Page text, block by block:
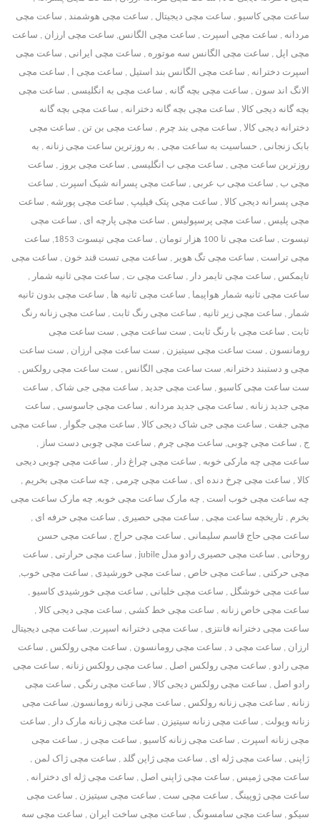
ساعت مچی کاسیو , ساعت مچی دیجیتال , ساعت مچی هوشمند , ساعت مچی
مردانه , ساعت مچی اسپرت , ساعت مچی الگانس, ساعت مچی ارزان , ساعت
مچی اپل , ساعت مچی الگانس سه موتوره , ساعت مچی ایرانی , ساعت مچی
اسپرت دخترانه , ساعت مچی الگانس بند استیل , ساعت مچی ا , ساعت مچی
الانگ اند سون , ساعت مچی بچه گانه , ساعت مچی به انگلیسی , ساعت مچی
بچه گانه دیجی کالا , ساعت مچی بچه گانه دخترانه , ساعت مچی بچه گانه
دخترانه دیجی کالا , ساعت مچی بند چرم , ساعت مچی بن تن , ساعت مچی
بابک زنجانی , حساسیت به ساعت مچی , به روزترین ساعت مچی زنانه , به
روزترین ساعت مچی , ساعت مچی ب انگلیسی , ساعت مچی بروز , ساعت
مچی ب , ساعت مچی ب عربی , ساعت مچی پسرانه شیک اسپرت , ساعت
مچی پسرانه دیجی کالا , ساعت مچی پتک فیلیپ , ساعت مچی پورشه , ساعت
مچی پلیس , ساعت مچی پرسپولیس , ساعت مچی پارچه ای , ساعت مچی
تیسوت , ساعت مچی تا 100 هزار تومان , ساعت مچی تیسوت 1853, ساعت
مچی تراست , ساعت مچی تگ هویر , ساعت مچی تست قند خون , ساعت مچی
تایمکس , ساعت مچی تایمر دار , ساعت مچی ت , ساعت مچی ثانیه شمار ,
ساعت مچی ثانیه شمار هواپیما , ساعت مچی ثانیه ها , ساعت مچی بدون ثانیه
شمار , ساعت مچی زیر ثانیه , ساعت مچی رنگ ثابت , ساعت مچی زنانه رنگ
ثابت , ساعت مچی با رنگ ثابت , ست ساعت مچی , ست ساعت مچی
رومانسون , ست ساعت مچی سیتیزن , ست ساعت مچی ارزان , ست ساعت
مچی و دستبند دخترانه, ست ساعت مچی الگانس , ست ساعت مچی رولکس ,
ست ساعت مچی کاسیو , ساعت مچی جدید , ساعت مچی جی شاک , ساعت
مچی جدید زنانه , ساعت مچی جدید مردانه , ساعت مچی جاسوسی , ساعت
مچی جفت , ساعت مچی جی شاک دیجی کالا , ساعت مچی جگوار , ساعت مچی
ج , ساعت مچی چوبی, ساعت مچی چرم , ساعت مچی چوبی دست ساز ,
ساعت مچی چه مارکی خوبه , ساعت مچی چراغ دار , ساعت مچی چوبی دیجی
کالا , ساعت مچی چرخ دنده ای , ساعت مچی چرمی , چه ساعت مچی بخریم ,
چه ساعت مچی خوب است , چه مارک ساعت مچی خوبه, چه مارک ساعت مچی
بخرم , تاریخچه ساعت مچی , ساعت مچی حصیری , ساعت مچی حرفه ای ,
ساعت مچی حاج قاسم سلیمانی , ساعت مچی حراج , ساعت مچی حسن
روحانی , ساعت مچی حصیری رادو مدل jubile , ساعت مچی حرارتی , ساعت
مچی حرکتی , ساعت مچی خاص , ساعت مچی خورشیدی , ساعت مچی خوب,
ساعت مچی خوشگل , ساعت مچی خلبانی , ساعت مچی خورشیدی کاسیو ,
ساعت مچی خاص زنانه , ساعت مچی خط کشی , ساعت مچی دیجی کالا ,
ساعت مچی دخترانه فانتزی , ساعت مچی دخترانه اسپرت, ساعت مچی دیجیتال
ارزان , ساعت مچی د , ساعت مچی رومانسون , ساعت مچی رولکس , ساعت
مچی رادو , ساعت مچی رولکس اصل , ساعت مچی رولکس زنانه , ساعت مچی
رادو اصل , ساعت مچی رولکس دیجی کالا , ساعت مچی رنگی , ساعت مچی
زنانه , ساعت مچی زنانه رولکس , ساعت مچی زنانه رومانسون, ساعت مچی
زنانه ویولت , ساعت مچی زنانه سیتیزن , ساعت مچی زنانه مارک دار , ساعت
مچی زنانه اسپرت , ساعت مچی زنانه کاسیو , ساعت مچی ز , ساعت مچی
ژاپنی , ساعت مچی ژله ای , ساعت مچی ژاپن گلد , ساعت مچی ژاک لمن ,
ساعت مچی ژمیس , ساعت مچی ژاپنی اصل , ساعت مچی ژله ای دخترانه ,
ساعت مچی ژوپینگ , ساعت مچی ست , ساعت مچی سیتیزن , ساعت مچی
سیکو , ساعت مچی سامسونگ , ساعت مچی ساخت ایران , ساعت مچی سه